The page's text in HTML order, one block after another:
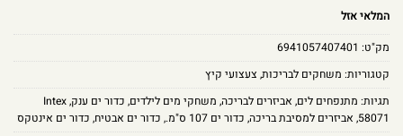
המלאי אזל
מק"ט: 6941057407401
קטגוריות: משחקים לבריכות, צעצועי קיץ
תגיות: מתנפחים לים, אביזרים לבריכה, משחקי מים לילדים, כדור ים ענק,
Intex
58071
, אביזרים למסיבת בריכה, כדור ים 107 ס"מ. , כדור ים אבטיח, כדור ים אינטקס